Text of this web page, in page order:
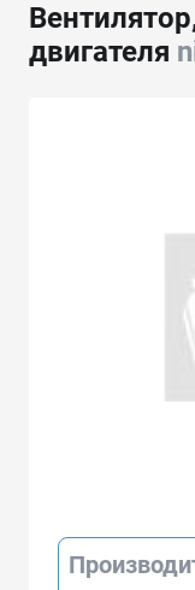
двигателя